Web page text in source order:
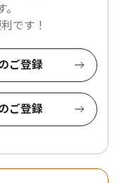
です！
ご登録
ご登録